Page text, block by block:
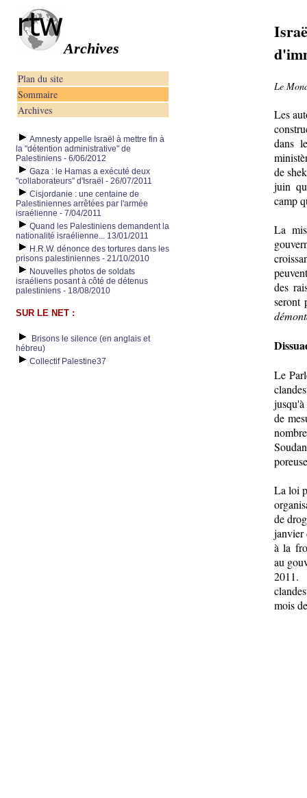
Archives
Plan du site
Sommaire
Archives
Amnesty appelle Israël à mettre fin à
la "détention administrative" de
Palestiniens - 6/06/2012
Gaza : le Hamas a exécuté deux
"collaborateurs" d'Israël - 26/07/2011
Cisjordanie : une centaine de
Palestiniennes arrêtées par l'armée
israélienne - 7/04/2011
Quand les Palestiniens demandent la
nationalité israélienne... 13/01/2011
H.R.W. dénonce des tortures dans les
prisons palestiniennes - 21/10/2010
Nouvelles photos de soldats
israéliens posant à côté de détenus
palestiniens - 18/08/2010
SUR LE NET :
Brisons le silence (en anglais et
hébreu)
Collectif Palestine37
Le
Les
dans
de
juin
camp
La
des
seront
Le
de
La loi
de
janvier
à la
au
mois